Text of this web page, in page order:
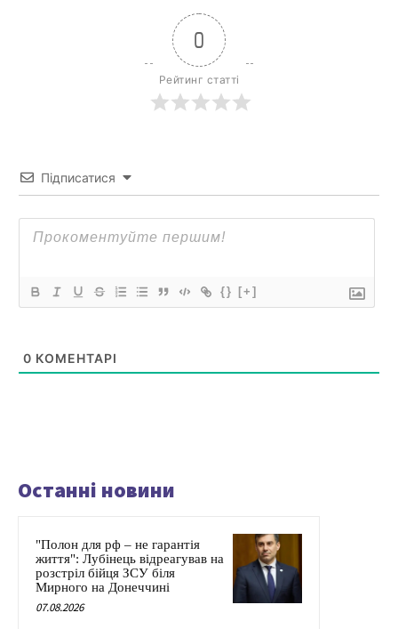
0
Рейтинг статті
Підписатися
{} [+]
0 КОМЕНТАРІ
Останні новини
"Полон для рф – не гарантія
життя": Лубінець відреагував на
розстріл бійця ЗСУ біля
Мирного на Донеччині
07.08.2026